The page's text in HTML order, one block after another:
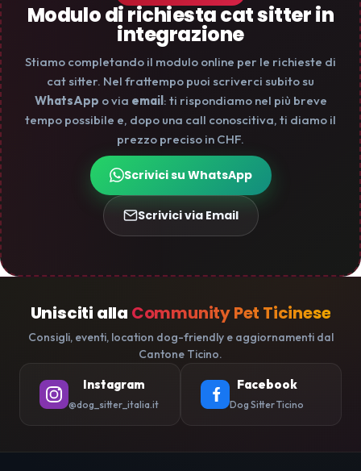
Modulo di richiesta cat sitter in
integrazione
Stiamo completando il modulo online per le richieste di
cat sitter. Nel frattempo puoi scriverci subito su
WhatsApp o via email: ti rispondiamo nel più breve
tempo possibile e, dopo una call conoscitiva, ti diamo il
prezzo preciso in CHF.
Scrivici su WhatsApp
Scrivici via Email
Unisciti alla Community Pet Ticinese
Consigli, eventi, location dog-friendly e aggiornamenti dal
Cantone Ticino.
Instagram
@dog_sitter_italia.it
Facebook
Dog Sitter Ticino